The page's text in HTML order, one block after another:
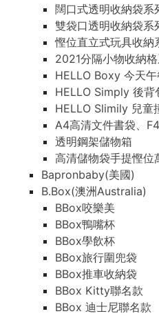
闊口式透明收納袋系
雙袋口透明收納袋系
慳位直立式玩具收納
2021分隔小物收納
HELLO Boxy 今天
HELLO Simply 後背
HELLO Slimily 兒童
A4高清文件書袋、
透明鋼架儲物箱
高清儲物袋手提慳位
Bapronbaby(美國)
B.Box(澳洲Australia)
BBox咬樂美
BBox鴨嘴杯
BBox學飲杯
BBox旅行圍兜袋
BBox推車收納袋
BBox Kitty聯名款
BBox 迪士尼聯名款